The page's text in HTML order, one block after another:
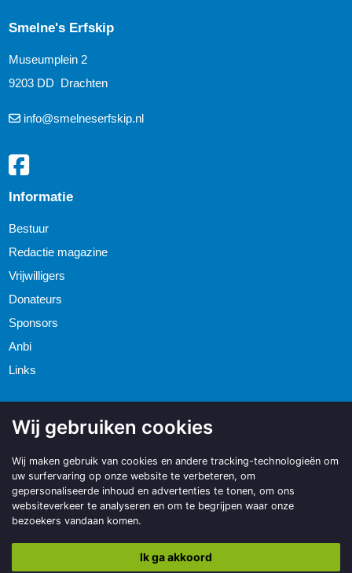
Wij gebruiken cookies
Wij maken gebruik van cookies en andere tracking-technologieën om
uw surfervaring op onze website te verbeteren, om
gepersonaliseerde inhoud en advertenties te tonen, om ons
websiteverkeer te analyseren en om te begrijpen waar onze
bezoekers vandaan komen.
Ik ga akkoord
Smelne's Erfskip
Museumplein 2
9203 DD Drachten
info@smelneserfskip.nl
Informatie
Bestuur
Redactie magazine
Vrijwilligers
Donateurs
Sponsors
Anbi
Links